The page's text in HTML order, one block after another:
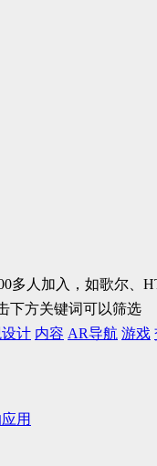
多人加入，如歌尔、
下方关键词可以筛选
计 内容 AR导航 游戏
用